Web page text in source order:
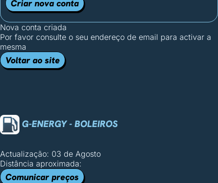
Criar nova conta
Nova conta criada
Por favor consulte o seu endereço de email para activar a
mesma
Voltar ao site
G-ENERGY - BOLEIROS
Actualização: 03 de Agosto
Distância aproximada:
Comunicar preços